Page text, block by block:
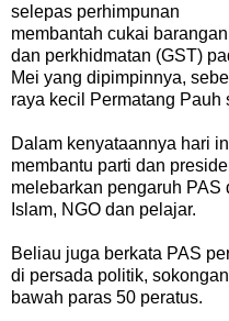
selepas perhimpunan
membantah cukai barangan
dan perkhidmatan (GST)
Mei yang dipimpinnya,
raya kecil Permatang Pauh
Dalam kenyataannya hari
membantu parti dan
melebarkan pengaruh
Islam, NGO dan pelajar.
Beliau juga berkata PAS
di persada politik,
bawah paras 50 peratus.